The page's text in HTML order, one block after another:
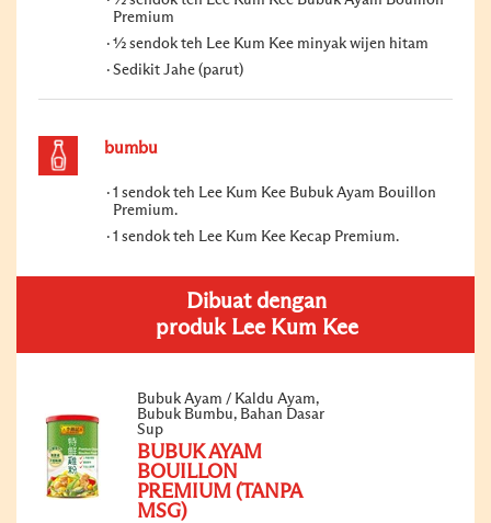
Premium
½ sendok teh Lee Kum Kee minyak wijen hitam
Sedikit Jahe (parut)
bumbu
1 sendok teh Lee Kum Kee Bubuk Ayam Bouillon
Premium.
1 sendok teh Lee Kum Kee Kecap Premium.
Dibuat dengan
produk Lee Kum Kee
Bubuk Ayam / Kaldu Ayam,
Bubuk Bumbu, Bahan Dasar
Sup
BUBUK AYAM
BOUILLON
PREMIUM (TANPA
MSG)